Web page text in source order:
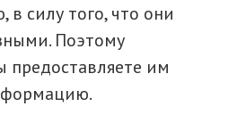
силу того, что они
Поэтому
предоставляете им